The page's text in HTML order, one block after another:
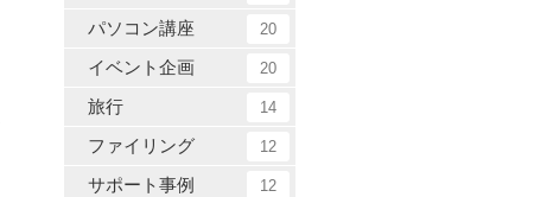
パソコン講座 20
イベント企画 20
旅行 14
ファイリング 12
サポート事例 12